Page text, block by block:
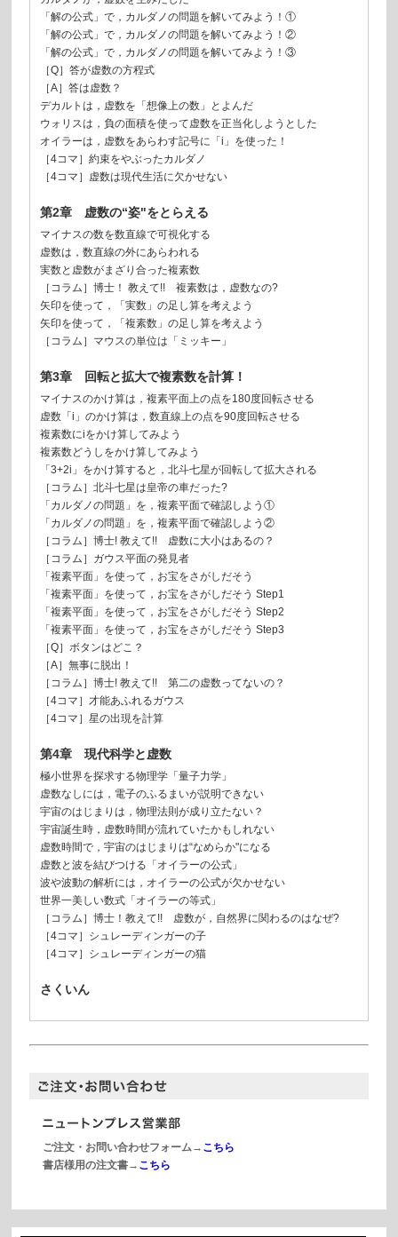
「解の公式」で，カルダノの問題を解いてみよう！①
「解の公式」で，カルダノの問題を解いてみよう！②
「解の公式」で，カルダノの問題を解いてみよう！③
［Q］答が虚数の方程式
［A］答は虚数？
デカルトは，虚数を「想像上の数」とよんだ
ウォリスは，負の面積を使って虚数を正当化しようとした
オイラーは，虚数をあらわす記号に「i」を使った！
［4コマ］約束をやぶったカルダノ
［4コマ］虚数は現代生活に欠かせない
第2章 虚数の“姿"をとらえる
マイナスの数を数直線で可視化する
虚数は，数直線の外にあらわれる
実数と虚数がまざり合った複素数
［コラム］博士！ 教えて!! 複素数は，虚数なの?
矢印を使って，「実数」の足し算を考えよう
矢印を使って，「複素数」の足し算を考えよう
［コラム］マウスの単位は「ミッキー」
第3章 回転と拡大で複素数を計算！
マイナスのかけ算は，複素平面上の点を180度回転させる
虚数「i」のかけ算は，数直線上の点を90度回転させる
複素数にiをかけ算してみよう
複素数どうしをかけ算してみよう
「3+2i」をかけ算すると，北斗七星が回転して拡大される
［コラム］北斗七星は皇帝の車だった?
「カルダノの問題」を，複素平面で確認しよう①
「カルダノの問題」を，複素平面で確認しよう②
［コラム］博士! 教えて!! 虚数に大小はあるの？
［コラム］ガウス平面の発見者
「複素平面」を使って，お宝をさがしだそう
「複素平面」を使って，お宝をさがしだそう Step1
「複素平面」を使って，お宝をさがしだそう Step2
「複素平面」を使って，お宝をさがしだそう Step3
［Q］ボタンはどこ？
［A］無事に脱出！
［コラム］博士! 教えて!! 第二の虚数ってないの？
［4コマ］才能あふれるガウス
［4コマ］星の出現を計算
第4章 現代科学と虚数
極小世界を探求する物理学「量子力学」
虚数なしには，電子のふるまいが説明できない
宇宙のはじまりは，物理法則が成り立たない？
宇宙誕生時，虚数時間が流れていたかもしれない
虚数時間で，宇宙のはじまりは“なめらか"になる
虚数と波を結びつける「オイラーの公式」
波や波動の解析には，オイラーの公式が欠かせない
世界一美しい数式「オイラーの等式」
［コラム］博士！教えて!! 虚数が，自然界に関わるのはなぜ?
［4コマ］シュレーディンガーの子
［4コマ］シュレーディンガーの猫
さくいん
ご注文・お問い合わせフォーム→ こちら
書店様用の注文書→ こちら